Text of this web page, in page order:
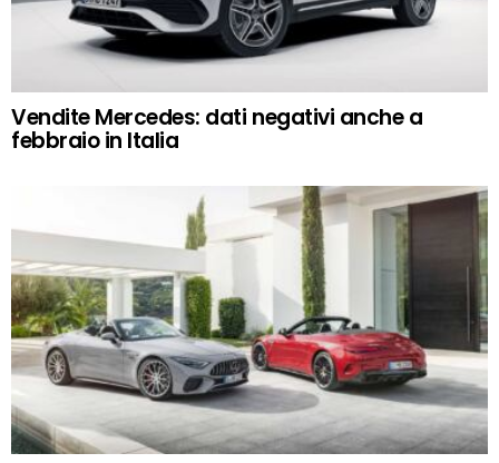
Vendite Mercedes: dati negativi anche a
febbraio in Italia